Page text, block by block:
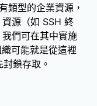
類型的企業資源，
源（如 SSH 終
們可在其中實施
可能就是從這裡
鎖存取。